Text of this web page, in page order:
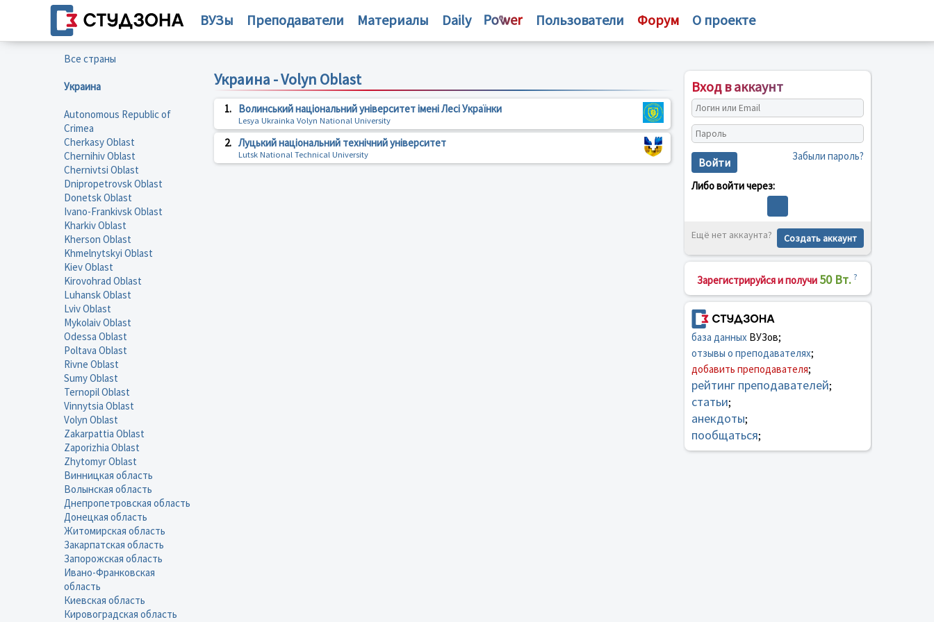
ВУЗы Преподаватели Материалы Daily Пользователи Форум О проекте
Все страны
Украина
Autonomous Republic of
Crimea
Cherkasy Oblast
Chernihiv Oblast
Chernivtsi Oblast
Dnipropetrovsk Oblast
Donetsk Oblast
Ivano-Frankivsk Oblast
Kharkiv Oblast
Kherson Oblast
Khmelnytskyi Oblast
Kiev Oblast
Kirovohrad Oblast
Luhansk Oblast
Lviv Oblast
Mykolaiv Oblast
Odessa Oblast
Poltava Oblast
Rivne Oblast
Sumy Oblast
Ternopil Oblast
Vinnytsia Oblast
Volyn Oblast
Zakarpattia Oblast
Zaporizhia Oblast
Zhytomyr Oblast
Винницкая область
Волынская область
Днепропетровская область
Донецкая область
Житомирская область
Закарпатская область
Запорожская область
Ивано-Франковская
область
Киевская область
Кировоградская область
Украина - Volyn Oblast
1. Волинський національний університет імені Лесі Українки
Lesya Ukrainka Volyn National University
2. Луцький національний технічний університет
Lutsk National Technical University
Вход в аккаунт
Войти Забыли пароль?
Либо войти через:
Ещё нет аккаунта? Создать аккаунт
Зарегистрируйся и получи 50 Вт. ?
база данныхВУЗов;
отзывы о преподавателях;
добавить преподавателя;
рейтинг преподавателей;
статьи;
анекдоты;
пообщаться;